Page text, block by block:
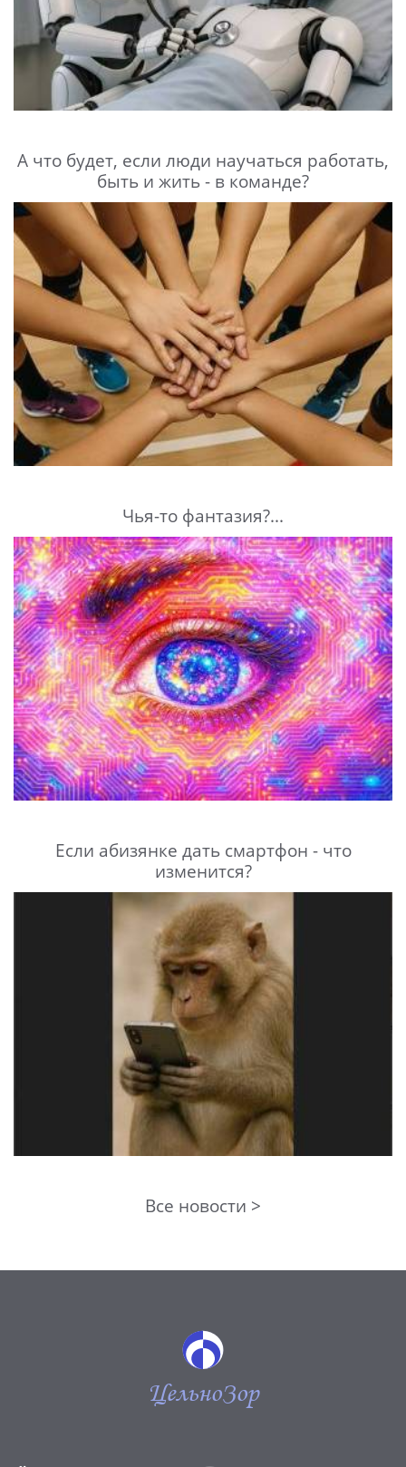
А что будет, если люди научаться работать,
быть и жить - в команде?
Чья-то фантазия?...
Если абизянке дать смартфон - что
изменится?
Все новости >
ЦельноЗор